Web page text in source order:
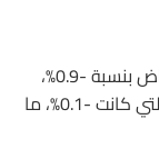
مؤشر أسعار المنتجين (شهريًا) الأوروبي: انخفاض بنسبة -0.9%،
مطابق للقراءة السابقة وأقل من التوقعات التي كانت -0.1%، ما